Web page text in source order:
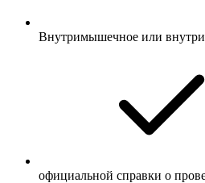
Внутримышечное или
официальной справки о